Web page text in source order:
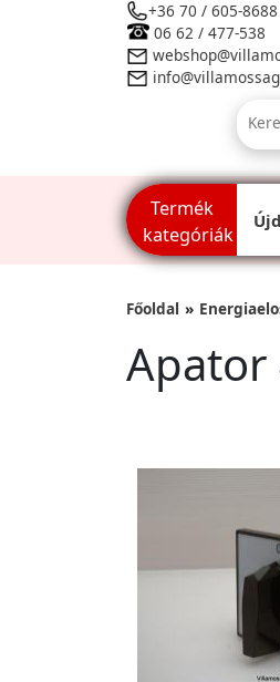
+36 70 / 605-8688
06 62 / 477-538
Termék
kategóriák
Főoldal
Apator